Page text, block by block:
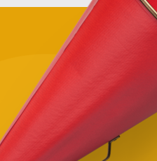
Зачем